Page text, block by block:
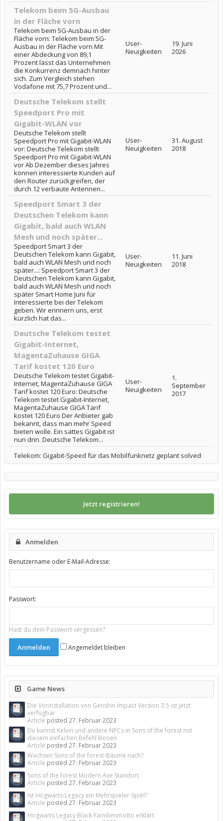
Telekom beim 5G-Ausbau
in der Fläche vorn
Telekom beim 5G-Ausbau in der
Fläche vorn: Telekom beim 5G-
Ausbau in der Fläche vorn Mit
einer Abdeckung von 89,1
Prozent lässt das Unternehmen
die Konkurrenz demnach hinter
sich. Zum Vergleich stehen
Vodafone mit 75,7 Prozent und...
User-
Neuigkeiten
19. Juni
2026
Deutsche Telekom stellt
Speedport Pro mit
Gigabit-WLAN vor
Deutsche Telekom stellt
Speedport Pro mit Gigabit-WLAN
vor: Deutsche Telekom stellt
Speedport Pro mit Gigabit-WLAN
vor Ab Dezember dieses Jahres
können interessierte Kunden auf
den Router zurückgreifen, der
durch 12 verbaute Antennen...
User-
Neuigkeiten
31. August
2018
Speedport Smart 3 der
Deutschen Telekom kann
Gigabit, bald auch WLAN
Mesh und noch später...
Speedport Smart 3 der
Deutschen Telekom kann Gigabit,
bald auch WLAN Mesh und noch
später...: Speedport Smart 3 der
Deutschen Telekom kann Gigabit,
bald auch WLAN Mesh und noch
später Smart Home Juni für
Interessierte bei der Telekom
geben. Wir erinnern uns, erst
kürzlich hat das...
User-
Neuigkeiten
11. Juni
2018
Deutsche Telekom testet
Gigabit-Internet,
MagentaZuhause GIGA
Tarif kostet 120 Euro
Deutsche Telekom testet Gigabit-
Internet, MagentaZuhause GIGA
Tarif kostet 120 Euro: Deutsche
Telekom testet Gigabit-Internet,
MagentaZuhause GIGA Tarif
kostet 120 Euro Der Anbieter gab
bekannt, dass man mehr Speed
bieten wolle. Ein sattes Gigabit ist
nun drin. Deutsche Telekom...
User-
Neuigkeiten
1.
September
2017
Telekom: Gigabit-Speed für das Mobilfunknetz geplant solved
Jetzt registrieren!
Anmelden
Benutzername oder E-Mail-Adresse:
Passwort:
Hast du dein Passwort vergessen?
Angemeldet bleiben
Game News
Die Vorinstallation von Genshin Impact Version 3.5 ist jetzt
verfügbar
Article posted 27. Februar 2023
Du kannst Kelvin und andere NPCs in Sons of the forest mit
diesem einfachen Befehl klonen
Article posted 27. Februar 2023
Wachsen Sons of the forest-Bäume nach?
Article posted 27. Februar 2023
Sons of the forest Modern Axe Standort
Article posted 27. Februar 2023
Ist Hogwarts-Legacy ein Mehrspieler-Spiel?
Article posted 27. Februar 2023
Hogwarts Legacy Black Familienmotto erklärt